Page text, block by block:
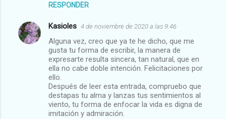
RESPONDER
Kasioles 4 de noviembre de 2020 a las 9:46
Alguna vez, creo que ya te he dicho, que me
gusta tu forma de escribir, la manera de
expresarte resulta sincera, tan natural, que en
ella no cabe doble intención. Felicitaciones por
ello.
Después de leer esta entrada, compruebo que
destapas tu alma y lanzas tus sentimientos al
viento, tu forma de enfocar la vida es digna de
imitación y admiración.